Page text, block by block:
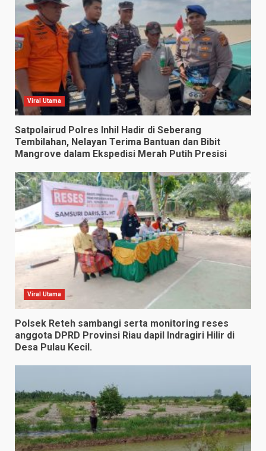
Viral Utama
Satpolairud Polres Inhil Hadir di Seberang
Tembilahan, Nelayan Terima Bantuan dan Bibit
Mangrove dalam Ekspedisi Merah Putih Presisi
Viral Utama
Polsek Reteh sambangi serta monitoring reses
anggota DPRD Provinsi Riau dapil Indragiri Hilir di
Desa Pulau Kecil.